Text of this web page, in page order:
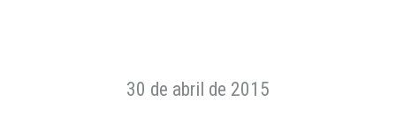
30 de abril de 2015